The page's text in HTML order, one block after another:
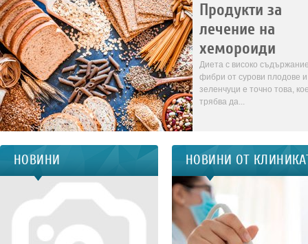
Продукти за
лечение на
хемороиди
Диета с високо
фибри от сурови плодове и
зеленчуци е точно това,
трябва да...
НОВИНИ НОВИНИ ОТ